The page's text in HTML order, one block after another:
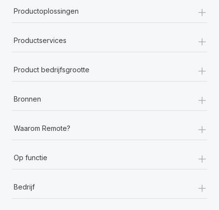
Productoplossingen +
Productservices +
Product bedrijfsgrootte +
Bronnen +
Waarom Remote? +
Op functie +
Bedrijf
+